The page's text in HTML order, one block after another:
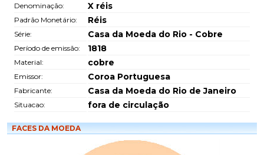
Denominação: X réis
Padrão Monetário: Réis
Série: Casa da Moeda do Rio - Cobre
Período de emissão: 1818
Material: cobre
Emissor: Coroa Portuguesa
Fabricante: Casa da Moeda do Rio de Janeiro
Situacao: fora de circulação
FACES DA MOEDA